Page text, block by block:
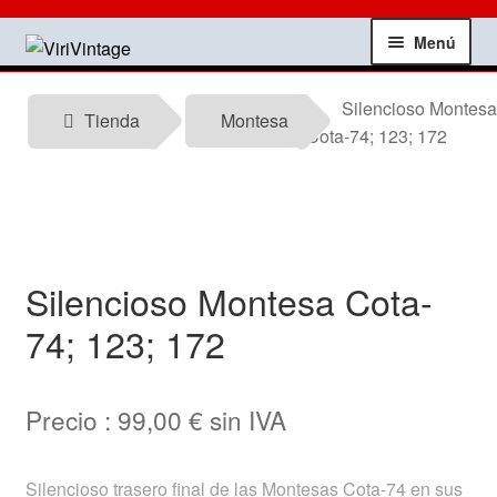
Ir
a
navegación
Ir
al
Menú
Tienda
Noticias
Tienda Montesa
Silencioso Montesa
Cota-74; 123; 172
Silencioso Montesa Cota-
74; 123; 172
Precio : 99,00 € sin IVA
Silencioso trasero final de las Montesas Cota-74 en sus